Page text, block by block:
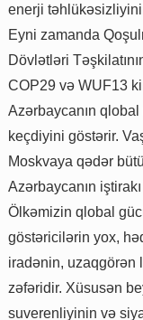
enerji
Eyni zamanda
Dövlətləri
COP29 və WUF13
Azərbaycanın
keçdiyini göstərir.
Moskvaya qədər
Azərbaycanın
Ölkəmizin qlobal
göstəricilərin yox,
iradənin, uzaqgörən
zəfəridir. Xüsusən
suverenliyinin və